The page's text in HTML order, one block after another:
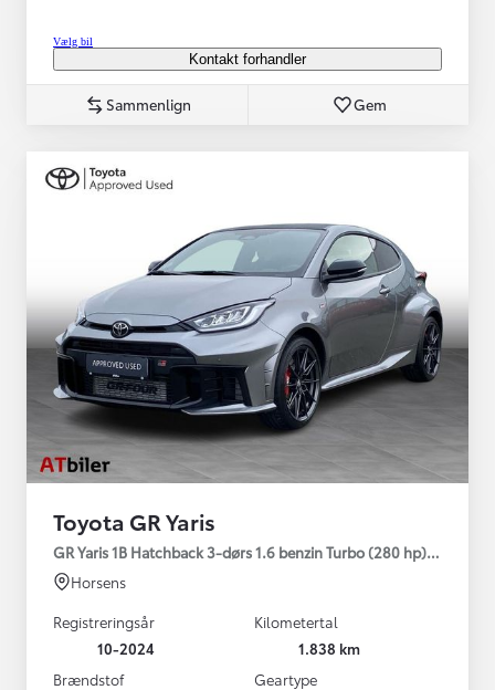
Vælg bil
Kontakt forhandler
Sammenlign Gem
Toyota GR Yaris
GR Yaris 1B Hatchback 3-dørs 1.6 benzin Turbo (280 hp) Aut.
Horsens
Registreringsår
10-2024
Kilometertal
1.838 km
Brændstof
Geartype